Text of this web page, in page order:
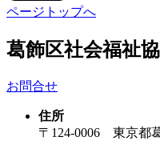
ページトップへ
葛飾区社会福祉
お問合せ
住所
〒124-0006 東京都